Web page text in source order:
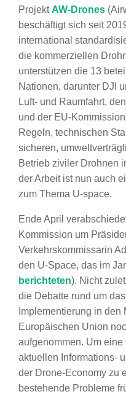
ProjektAW-Drones
beschäftigt sich seit
international
die kommerziellen
unterstützen die 13
Nationen, darunter DJI
Luft- und Raumfahrt,
und der EU-
Regeln, technischen
sicheren,
Betrieb ziviler Drohnen
der Arbeit ist nun auch
zum Thema U-space.
Ende April
Kommission um
Verkehrskommissarin
den U-Space, das im
berichteten). Nicht
die Debatte rund um
Implementierung in
Europäischen Union
aufgenommen. Um
aktuellen Informations-
der Drone-Economy zu
bestehende Probleme